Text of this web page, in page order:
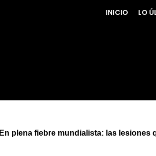
INICIO LO
En plena fiebre mundialista: las